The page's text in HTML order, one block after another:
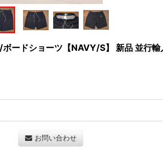
ードショーツ【NAVY/S】 新品 並行輸
お問い合わせ